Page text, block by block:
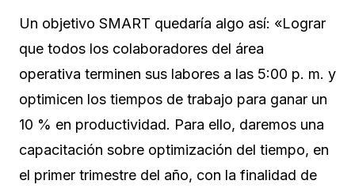
Un objetivo SMART quedaría algo así: «Lograr
que todos los colaboradores del área
operativa terminen sus labores a las 5:00 p. m. y
optimicen los tiempos de trabajo para ganar un
10 % en productividad. Para ello, daremos una
capacitación sobre optimización del tiempo, en
el primer trimestre del año, con la finalidad de